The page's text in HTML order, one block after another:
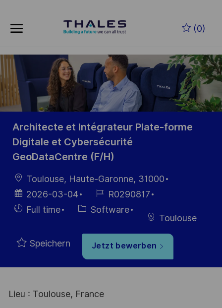
(0)
-
Architecte et Intégrateur Plate-forme
Digitale et Cybersécurité
GeoDataCentre (F/H)
Ort
Toulouse, Haute-Garonne, 31000
Datum der
Veröffentlichung
2026-03-04
Job-
ID
R0290817
Einstellunngstyp
Full time Kategorie
Software
Toulouse
Speichern Jetzt bewerben
Lieu : Toulouse, France